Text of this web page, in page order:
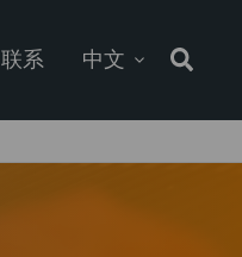
联系 中文